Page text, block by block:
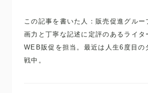
この記事を書いた人：販売促進グル
画力と丁寧な記述に定評のあるライタ
WEB販促を担当。最近は人生6度目の
戦中。